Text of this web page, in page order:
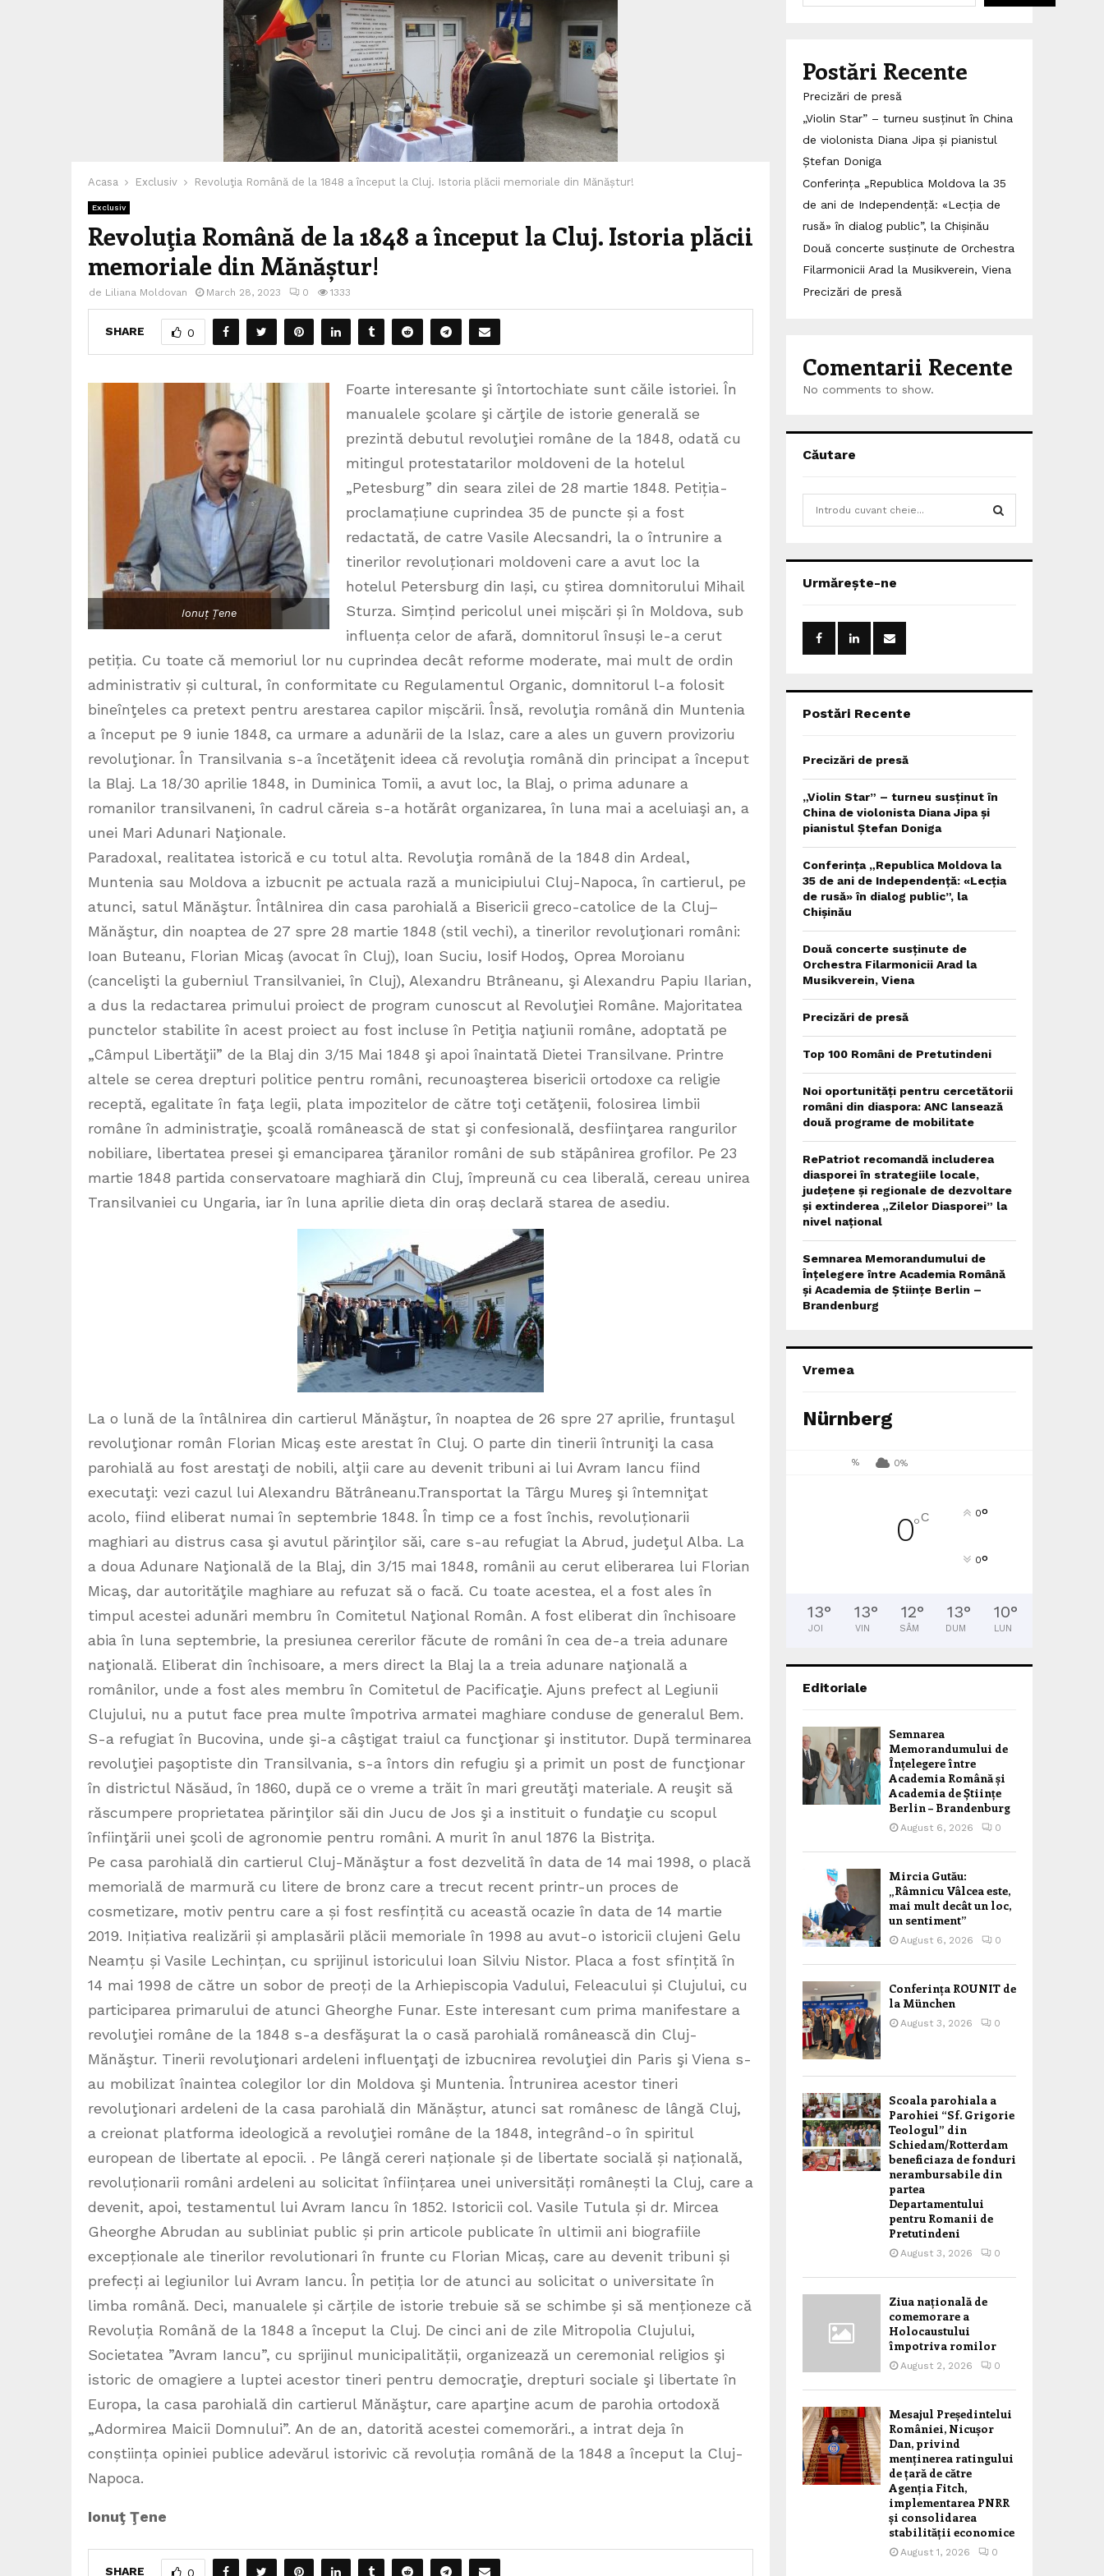
Acasa Exclusiv Revoluţia Română de la 1848 a început la Cluj. Istoria plăcii memoriale din Mănăștur!
Exclusiv
Revoluţia Română de la 1848 a început la Cluj. Istoria plăcii
memoriale din Mănăștur!
de Liliana Moldovan March 28, 2023 0 1333
SHARE 0
Ionuț Țene
Foarte interesante şi întortochiate sunt căile istoriei. În
manualele şcolare şi cărţile de istorie generală se
prezintă debutul revoluţiei române de la 1848, odată cu
mitingul protestatarilor moldoveni de la hotelul
„Petesburg” din seara zilei de 28 martie 1848. Petiția-
proclamațiune cuprindea 35 de puncte și a fost
redactată, de catre Vasile Alecsandri, la o întrunire a
tinerilor revoluționari moldoveni care a avut loc la
hotelul Petersburg din Iași, cu știrea domnitorului Mihail
Sturza. Simțind pericolul unei mișcări și în Moldova, sub
influența celor de afară, domnitorul însuși le-a cerut
petiția. Cu toate că memoriul lor nu cuprindea decât reforme moderate, mai mult de ordin
administrativ și cultural, în conformitate cu Regulamentul Organic, domnitorul l-a folosit
bineînţeles ca pretext pentru arestarea capilor mișcării. Însă, revoluţia română din Muntenia
a început pe 9 iunie 1848, ca urmare a adunării de la Islaz, care a ales un guvern provizoriu
revoluţionar. În Transilvania s-a încetăţenit ideea că revoluţia română din principat a început
la Blaj. La 18/30 aprilie 1848, in Duminica Tomii, a avut loc, la Blaj, o prima adunare a
romanilor transilvaneni, în cadrul căreia s-a hotărât organizarea, în luna mai a aceluiaşi an, a
unei Mari Adunari Naţionale.
Paradoxal, realitatea istorică e cu totul alta. Revoluţia română de la 1848 din Ardeal,
Muntenia sau Moldova a izbucnit pe actuala rază a municipiului Cluj-Napoca, în cartierul, pe
atunci, satul Mănăştur. Întâlnirea din casa parohială a Bisericii greco-catolice de la Cluj–
Mănăştur, din noaptea de 27 spre 28 martie 1848 (stil vechi), a tinerilor revoluţionari români:
Ioan Buteanu, Florian Micaş (avocat în Cluj), Ioan Suciu, Iosif Hodoş, Oprea Moroianu
(cancelişti la guberniul Transilvaniei, în Cluj), Alexandru Btrâneanu, şi Alexandru Papiu Ilarian,
a dus la redactarea primului proiect de program cunoscut al Revoluţiei Române. Majoritatea
punctelor stabilite în acest proiect au fost incluse în Petiţia naţiunii române, adoptată pe
„Câmpul Libertăţii” de la Blaj din 3/15 Mai 1848 şi apoi înaintată Dietei Transilvane. Printre
altele se cerea drepturi politice pentru români, recunoaşterea bisericii ortodoxe ca religie
receptă, egalitate în faţa legii, plata impozitelor de către toţi cetăţenii, folosirea limbii
române în administraţie, şcoală românească de stat şi confesională, desfiinţarea rangurilor
nobiliare, libertatea presei şi emanciparea ţăranilor români de sub stăpânirea grofilor. Pe 23
martie 1848 partida conservatoare maghiară din Cluj, împreună cu cea liberală, cereau unirea
Transilvaniei cu Ungaria, iar în luna aprilie dieta din oraș declară starea de asediu.
La o lună de la întâlnirea din cartierul Mănăştur, în noaptea de 26 spre 27 aprilie, fruntaşul
revoluţionar român Florian Micaş este arestat în Cluj. O parte din tinerii întruniţi la casa
parohială au fost arestaţi de nobili, alţii care au devenit tribuni ai lui Avram Iancu fiind
executaţi: vezi cazul lui Alexandru Bătrâneanu.Transportat la Târgu Mureş şi întemniţat
acolo, fiind eliberat numai în septembrie 1848. În timp ce a fost închis, revoluționarii
maghiari au distrus casa şi avutul părinţilor săi, care s-au refugiat la Abrud, judeţul Alba. La
a doua Adunare Naţională de la Blaj, din 3/15 mai 1848, românii au cerut eliberarea lui Florian
Micaş, dar autorităţile maghiare au refuzat să o facă. Cu toate acestea, el a fost ales în
timpul acestei adunări membru în Comitetul Naţional Român. A fost eliberat din închisoare
abia în luna septembrie, la presiunea cererilor făcute de români în cea de-a treia adunare
naţională. Eliberat din închisoare, a mers direct la Blaj la a treia adunare naţională a
românilor, unde a fost ales membru în Comitetul de Pacificaţie. Ajuns prefect al Legiunii
Clujului, nu a putut face prea multe împotriva armatei maghiare conduse de generalul Bem.
S-a refugiat în Bucovina, unde şi-a câştigat traiul ca funcţionar şi institutor. După terminarea
revoluţiei paşoptiste din Transilvania, s-a întors din refugiu şi a primit un post de funcţionar
în districtul Năsăud, în 1860, după ce o vreme a trăit în mari greutăţi materiale. A reuşit să
răscumpere proprietatea părinţilor săi din Jucu de Jos şi a instituit o fundaţie cu scopul
înfiinţării unei şcoli de agronomie pentru români. A murit în anul 1876 la Bistriţa.
Pe casa parohială din cartierul Cluj-Mănăştur a fost dezvelită în data de 14 mai 1998, o placă
memorială de marmură cu litere de bronz care a trecut recent printr-un proces de
cosmetizare, motiv pentru care a și fost resfințită cu această ocazie în data de 14 martie
2019. Inițiativa realizării și amplasării plăcii memoriale în 1998 au avut-o istoricii clujeni Gelu
Neamțu și Vasile Lechințan, cu sprijinul istoricului Ioan Silviu Nistor. Placa a fost sfințită în
14 mai 1998 de către un sobor de preoți de la Arhiepiscopia Vadului, Feleacului și Clujului, cu
participarea primarului de atunci Gheorghe Funar. Este interesant cum prima manifestare a
revoluţiei române de la 1848 s-a desfăşurat la o casă parohială românească din Cluj-
Mănăştur. Tinerii revoluţionari ardeleni influenţaţi de izbucnirea revoluţiei din Paris şi Viena s-
au mobilizat înaintea colegilor lor din Moldova şi Muntenia. Întrunirea acestor tineri
revoluţionari ardeleni de la casa parohială din Mănăștur, atunci sat românesc de lângă Cluj,
a creionat platforma ideologică a revoluţiei române de la 1848, integrând-o în spiritul
european de libertate al epocii. . Pe lângă cereri naționale și de libertate socială și națională,
revoluționarii români ardeleni au solicitat înființarea unei universități românești la Cluj, care a
devenit, apoi, testamentul lui Avram Iancu în 1852. Istoricii col. Vasile Tutula și dr. Mircea
Gheorghe Abrudan au subliniat public și prin articole publicate în ultimii ani biografiile
excepționale ale tinerilor revolutionari în frunte cu Florian Micaș, care au devenit tribuni și
prefecți ai legiunilor lui Avram Iancu. În petiția lor de atunci au solicitat o universitate în
limba română. Deci, manualele și cărțile de istorie trebuie să se schimbe și să menționeze că
Revoluția Română de la 1848 a început la Cluj. De cinci ani de zile Mitropolia Clujului,
Societatea ”Avram Iancu”, cu sprijinul municipalității, organizează un ceremonial religios şi
istoric de omagiere a luptei acestor tineri pentru democraţie, drepturi sociale şi libertate în
Europa, la casa parohială din cartierul Mănăştur, care aparţine acum de parohia ortodoxă
„Adormirea Maicii Domnului”. An de an, datorită acestei comemorări., a intrat deja în
conștiința opiniei publice adevărul istorivic că revoluția română de la 1848 a început la Cluj-
Napoca.
Ionuţ Ţene
SHARE 0
Postări Recente
Precizări de presă
„Violin Star” – turneu susținut în China
de violonista Diana Jipa și pianistul
Ștefan Doniga
Conferința „Republica Moldova la 35
de ani de Independență: «Lecția de
rusă» în dialog public”, la Chișinău
Două concerte susținute de Orchestra
Filarmonicii Arad la Musikverein, Viena
Precizări de presă
Comentarii Recente
No comments to show.
Căutare
h
o
:
Urmărește-ne
Postări Recente
Precizări de presă
„Violin Star” – turneu susținut în
China de violonista Diana Jipa și
pianistul Ștefan Doniga
Conferința „Republica Moldova la
35 de ani de Independență: «Lecția
de rusă» în dialog public”, la
Chișinău
Două concerte susținute de
Orchestra Filarmonicii Arad la
Musikverein, Viena
Precizări de presă
Top 100 Români de Pretutindeni
Noi oportunități pentru cercetătorii
români din diaspora: ANC lansează
două programe de mobilitate
RePatriot recomandă includerea
diasporei în strategiile locale,
județene și regionale de dezvoltare
și extinderea „Zilelor Diasporei” la
nivel național
Semnarea Memorandumului de
Înțelegere între Academia Română
și Academia de Științe Berlin –
Brandenburg
Vremea
Nürnberg
% 0%
0°C 0°
0°
13°
JOI
13°
VIN
12°
SÂM
13°
DUM
10°
LUN
Editoriale
Semnarea
Memorandumului de
Înțelegere între
Academia Română și
Academia de Științe
Berlin – Brandenburg
August 6, 2026 0
Mircia Gutău:
„Râmnicu Vâlcea este,
mai mult decât un loc,
un sentiment”
August 6, 2026 0
Conferința ROUNIT de
la München
August 3, 2026 0
Scoala parohiala a
Parohiei “Sf. Grigorie
Teologul” din
Schiedam/Rotterdam
beneficiaza de fonduri
nerambursabile din
partea
Departamentului
pentru Romanii de
Pretutindeni
August 3, 2026 0
Ziua națională de
comemorare a
Holocaustului
împotriva romilor
August 2, 2026 0
Mesajul Președintelui
României, Nicușor
Dan, privind
menținerea ratingului
de țară de către
Agenția Fitch,
implementarea PNRR
și consolidarea
stabilității economice
August 1, 2026 0